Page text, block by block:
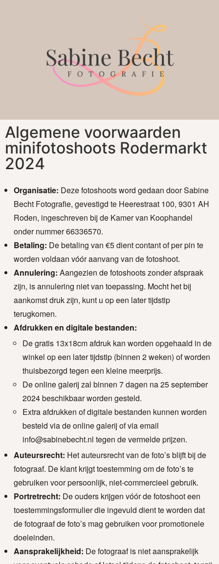
Algemene voorwaarden
minifotoshoots Rodermarkt
2024
Organisatie: Deze fotoshoots word gedaan door Sabine
Becht Fotografie, gevestigd te Heerestraat 100, 9301 AH
Roden, ingeschreven bij de Kamer van Koophandel
onder nummer 66336570.
Betaling: De betaling van €5 dient contant of per pin te
worden voldaan vóór aanvang van de fotoshoot.
Annulering: Aangezien de fotoshoots zonder afspraak
zijn, is annulering niet van toepassing. Mocht het bij
aankomst druk zijn, kunt u op een later tijdstip
terugkomen.
Afdrukken en digitale bestanden:
De gratis 13x18cm afdruk kan worden opgehaald in de
winkel op een later tijdstip (binnen 2 weken) of worden
thuisbezorgd tegen een kleine meerprijs.
De online galerij zal binnen 7 dagen na 25 september
2024 beschikbaar worden gesteld.
Extra afdrukken of digitale bestanden kunnen worden
besteld via de online galerij of via email
info@sabinebecht.nl tegen de vermelde prijzen.
Auteursrecht: Het auteursrecht van de foto’s blijft bij de
fotograaf. De klant krijgt toestemming om de foto’s te
gebruiken voor persoonlijk, niet-commercieel gebruik.
Portretrecht: De ouders krijgen vóór de fotoshoot een
toestemmingsformulier die ingevuld dient te worden dat
de fotograaf de foto’s mag gebruiken voor promotionele
doeleinden.
Aansprakelijkheid: De fotograaf is niet aansprakelijk